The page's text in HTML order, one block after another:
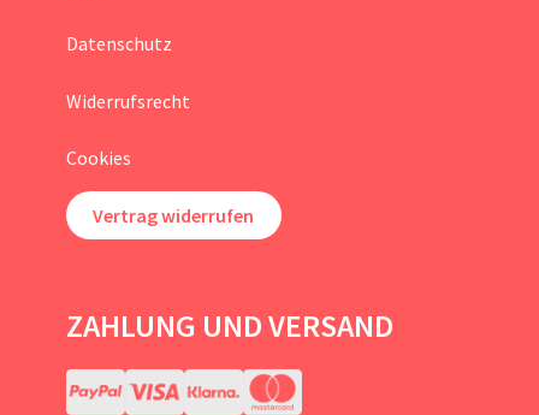
Datenschutz
Widerrufsrecht
Cookies
Vertrag widerrufen
ZAHLUNG UND VERSAND